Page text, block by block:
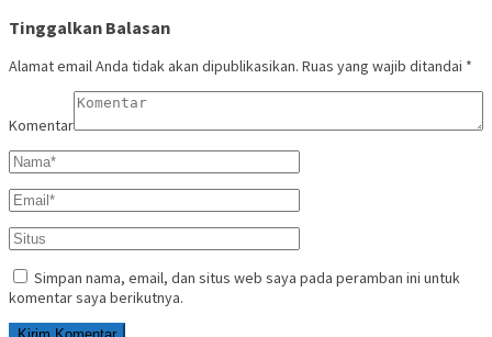
Tinggalkan Balasan
Alamat email Anda tidak akan dipublikasikan. Ruas yang wajib ditandai *
Komentar
Simpan nama, email, dan situs web saya pada peramban ini untuk
komentar saya berikutnya.